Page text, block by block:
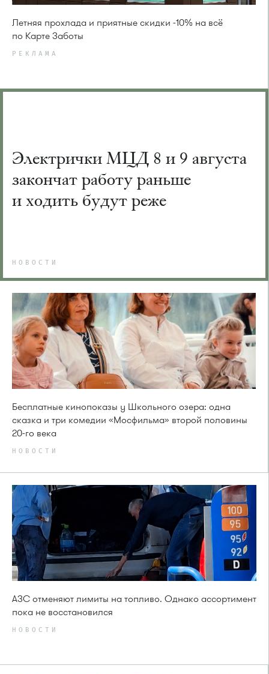
Летняя прохлада и приятные скидки -10% на всё
по Карте Заботы
РЕКЛАМА
Электрички МЦД 8 и 9 августа
закончат работу раньше
и ходить будут реже
НОВОСТИ
Бесплатные кинопоказы у Школьного озера: одна
сказка и три комедии «Мосфильма» второй половины
20-го века
НОВОСТИ
АЗС отменяют лимиты на топливо. Однако ассортимент
пока не восстановился
НОВОСТИ